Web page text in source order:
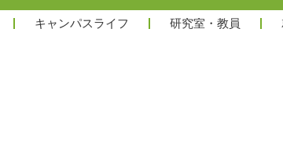
キャンパスライフ 研究室・教員